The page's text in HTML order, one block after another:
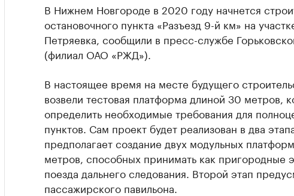
В Нижнем Новгороде в 2020 году начнется
остановочного пункта «Разъезд 9-й км» на
Петряевка, сообщили в пресс-службе
(филиал ОАО «РЖД»).
В настоящее время на месте будущего
возвели тестовая платформа длиной 30 метров,
определить необходимые требования для
пунктов. Сам проект будет реализован в два
предполагает создание двух модульных
метров, способных принимать как пригородные
поезда дальнего следования. Второй этап
пассажирского павильона.